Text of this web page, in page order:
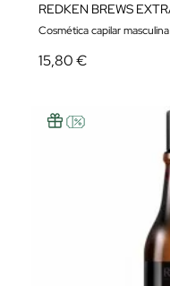
Cosmética capilar masculina
15,80 €